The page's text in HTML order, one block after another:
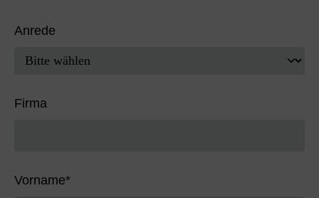
Anrede
Firma
Vorname*